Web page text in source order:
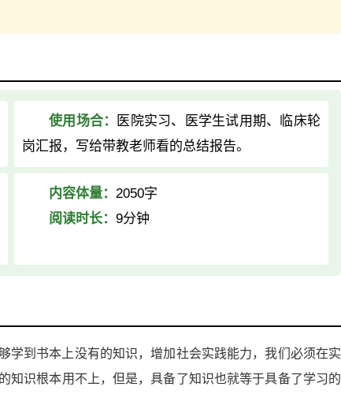
使用场合：
医院实习、医学生试用期、临床轮
岗汇报，写给带教老师看的总结报告。
内容体量： 2050字
阅读时长： 9分钟
学到书本上没有的知识，增加社会实践能力，我们必须在实
知识根本用不上，但是，具备了知识也就等于具备了学习的